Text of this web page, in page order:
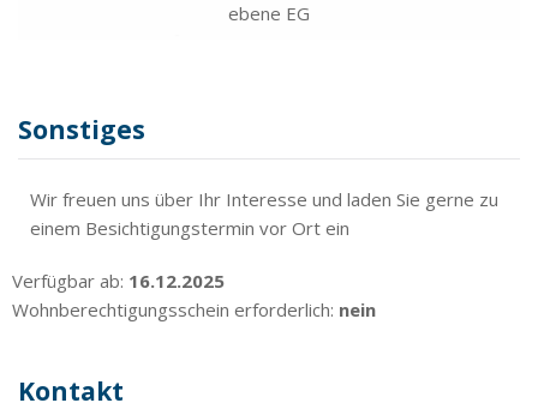
ebene EG
Sonstiges
Wir freuen uns über Ihr Interesse und laden Sie gerne zu
einem Besichtigungstermin vor Ort ein
Verfügbar ab: 16.12.2025
Wohnberechtigungsschein erforderlich: nein
Kontakt